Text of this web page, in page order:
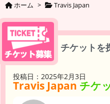
ホーム > Travis Japan
チケットを
投稿日：2025年2月3日
Travis Japan チケ